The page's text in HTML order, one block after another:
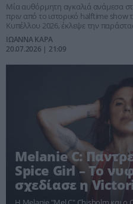
Μία αυθόρμητη αγκαλιά ανάμεσα
πριν από το ιστορικό halftime show
Κυπέλλου 2026, έκλεψε την
τραγουδίστρια μοιράστηκε τη
προκαλώντας χιλιάδες αντιδράσεις.
ΙΩΑΝΝΑ ΚΑΡΑ
20.07.2026 | 21:09
Melanie C:
Spice Girl – Το
σχεδίασε η
ρομαντικός